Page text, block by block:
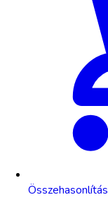
Összehasonlítás